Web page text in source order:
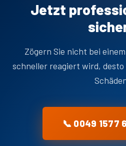
Jetzt
Zögern Sie nicht bei
schneller reagiert wird,
📞 0049 1577